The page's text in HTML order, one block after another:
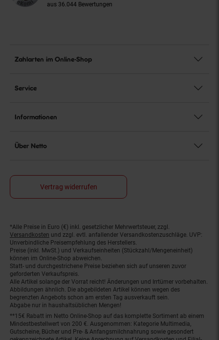
aus 36.044 Bewertungen
Zahlarten im Online-Shop
Service
Informationen
Über Netto
Vertrag widerrufen
Fußnoten
*Alle Preise in Euro (€) inkl. gesetzlicher Mehrwertsteuer, zzgl.
Versandkosten und zzgl. evtl. anfallender Versandkostenzuschläge. UVP:
Unverbindliche Preisempfehlung des Herstellers.
Preise (inkl. MwSt.) und Verkaufseinheiten (Stückzahl/Mengeneinheit)
können im Online-Shop abweichen.
Statt- und durchgestrichene Preise beziehen sich auf unseren zuvor
geforderten Verkaufspreis.
Alle Artikel solange der Vorrat reicht! Änderungen und Irrtümer vorbehalten.
Abbildungen ähnlich. Die abgebildeten Artikel können wegen des
begrenzten Angebots schon am ersten Tag ausverkauft sein.
Abgabe nur in haushaltsüblichen Mengen!
**15€ Rabatt im Netto Online-Shop auf das komplette Sortiment ab einem
Mindestbestellwert von 200 €. Ausgenommen: Kategorie Multimedia,
Gutscheine, Bücher und Pre- & Anfangsmilchnahrung sowie gesondert